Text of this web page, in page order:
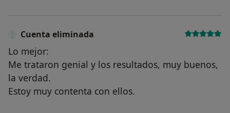
Cuenta eliminada
Lo mejor:
Me trataron genial y los resultados, muy buenos,
la verdad.
Estoy muy contenta con ellos.